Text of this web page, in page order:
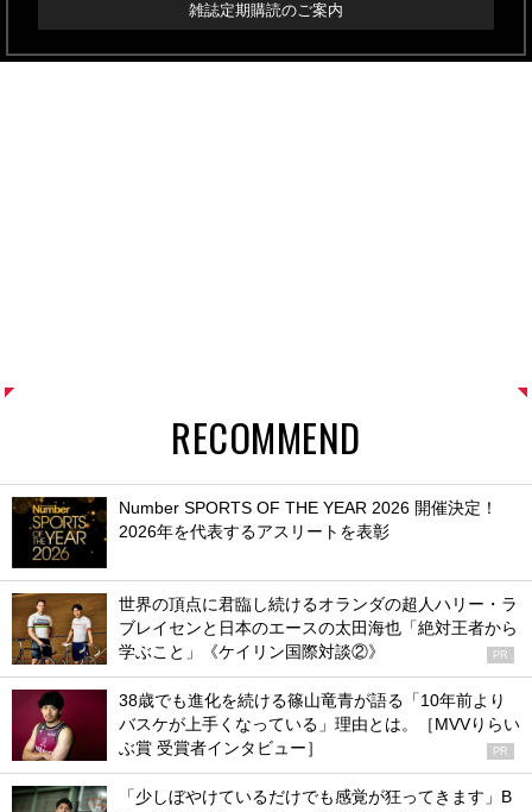
雑誌定期購読のご案内
RECOMMEND
Number SPORTS OF THE YEAR 2026 開催決定！
2026年を代表するアスリートを表彰
世界の頂点に君臨し続けるオランダの超人ハリー・ラ
ブレイセンと日本のエースの太田海也「絶対王者から
学ぶこと」《ケイリン国際対談②》
PR
38歳でも進化を続ける篠山竜青が語る「10年前より
バスケが上手くなっている」理由とは。［MVVりらい
ぶ賞 受賞者インタビュー］
PR
「少しぼやけているだけでも感覚が狂ってきます」B